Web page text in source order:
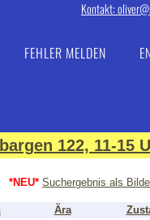
Kontakt:
FEHLER MELDEN
122, 11-15
*NEU* Suchergebnis als
Ära